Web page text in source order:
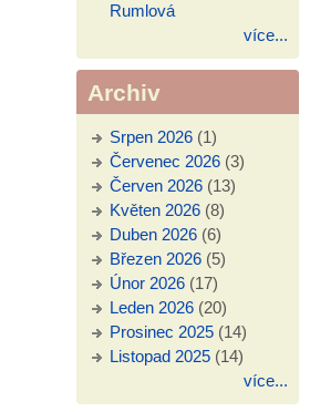
Rumlová
více...
Archiv
Srpen 2026(1)
Červenec 2026(3)
Červen 2026(13)
Květen 2026(8)
Duben 2026(6)
Březen 2026(5)
Únor 2026(17)
Leden 2026(20)
Prosinec 2025(14)
Listopad 2025(14)
více...